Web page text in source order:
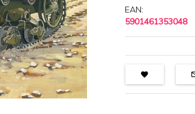
EAN:
5901461353048